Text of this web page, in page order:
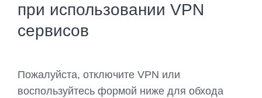
при использовании VPN
сервисов
Пожалуйста, отключите VPN или
воспользуйтесь формой ниже для обхода